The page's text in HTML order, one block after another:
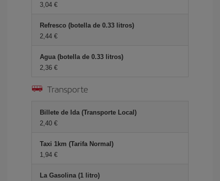
3,04 €
Refresco (botella de 0.33 litros)
2,44 €
Agua (botella de 0.33 litros)
2,36 €
Transporte
Billete de Ida (Transporte Local)
2,40 €
Taxi 1km (Tarifa Normal)
1,94 €
La Gasolina (1 litro)